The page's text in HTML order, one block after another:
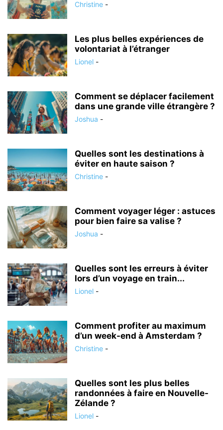
Christine -
Les plus belles expériences de
volontariat à l’étranger
Lionel -
Comment se déplacer facilement
dans une grande ville étrangère ?
Joshua -
Quelles sont les destinations à
éviter en haute saison ?
Christine -
Comment voyager léger : astuces
pour bien faire sa valise ?
Joshua -
Quelles sont les erreurs à éviter
lors d’un voyage en train...
Lionel -
Comment profiter au maximum
d’un week-end à Amsterdam ?
Christine -
Quelles sont les plus belles
randonnées à faire en Nouvelle-
Zélande ?
Lionel -